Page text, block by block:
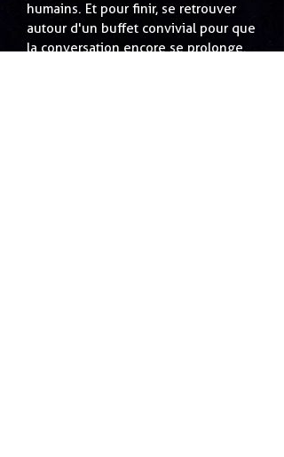
humains. Et pour finir, se retrouver
autour d'un buffet convivial pour que
la conversation encore se prolonge.